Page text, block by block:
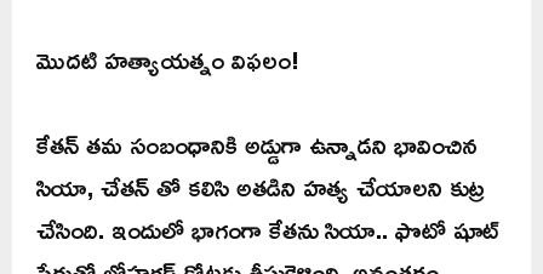
మొదటి హత్యాయత్నం విఫలం!
కేతన్ తమ సంబంధానికి అడ్డుగా ఉన్నాడని భావించిన
సియా, చేతన్ తో కలిసి అతడిని హత్య చేయాలని కుట్ర
చేసింది. ఇందులో భాగంగా కేతను సియా.. ఫొటో షూట్